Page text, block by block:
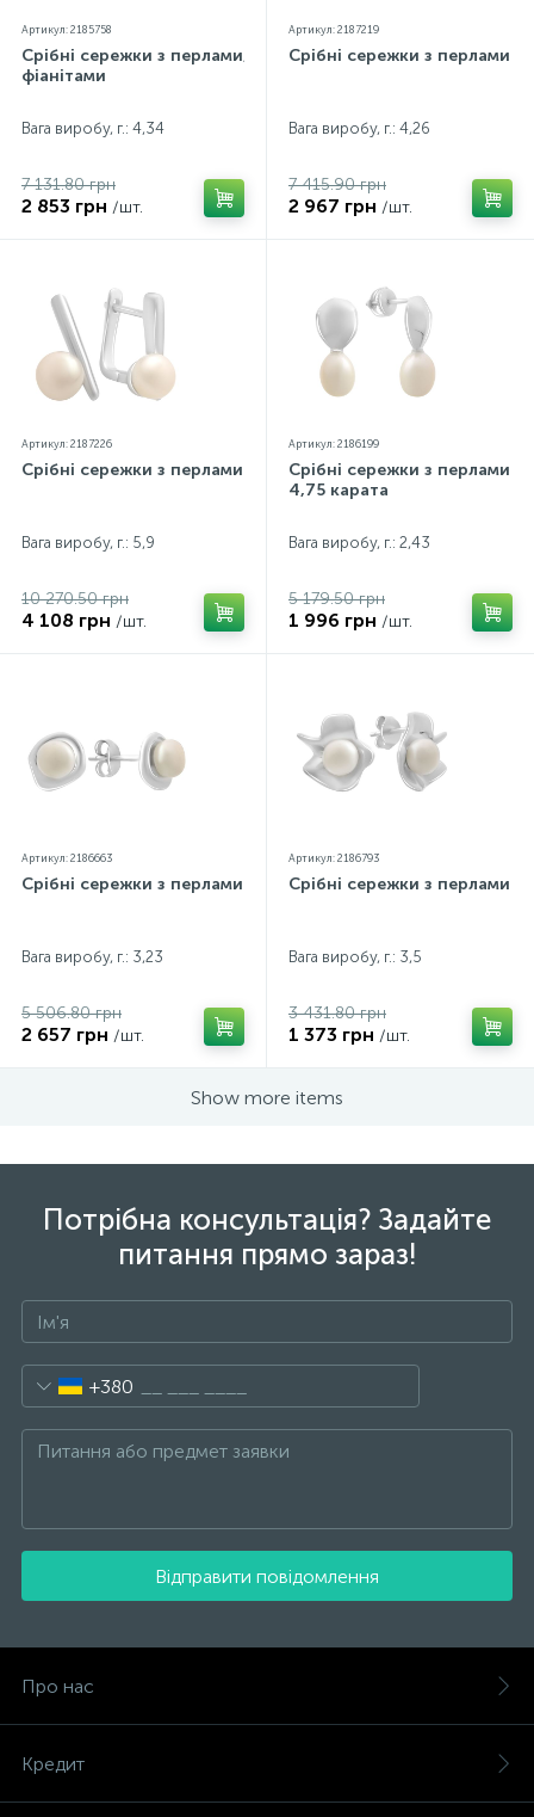
Артикул: 2185758
Срібні сережки з перлами,
фіанітами
Вага виробу, г.: 4,34
7 131.80 грн
2 853 грн /шт.
Артикул: 2187219
Срібні сережки з перлами
Вага виробу, г.: 4,26
7 415.90 грн
2 967 грн /шт.
Артикул: 2187226
Срібні сережки з перлами
Вага виробу, г.: 5,9
10 270.50 грн
4 108 грн /шт.
Артикул: 2186199
Срібні сережки з перлами
4,75 карата
Вага виробу, г.: 2,43
5 179.50 грн
1 996 грн /шт.
Артикул: 2186663
Срібні сережки з перлами
Вага виробу, г.: 3,23
5 506.80 грн
2 657 грн /шт.
Артикул: 2186793
Срібні сережки з перлами
Вага виробу, г.: 3,5
3 431.80 грн
1 373 грн /шт.
Show more items
Потрібна консультація? Задайте
питання прямо зараз!
+380
Відправити повідомлення
Про нас
Кредит